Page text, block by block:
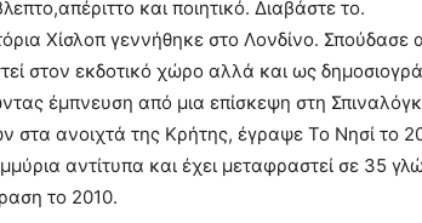
και ποιητικό. Διαβάστε το.
Χίσλοπ γεννήθηκε στο Λονδίνο. Σπούδασε
στον εκδοτικό χώρο αλλά και ως
έμπνευση από μια επίσκεψη στη
στα ανοιχτά της Κρήτης, έγραψε Το Νησί το
αντίτυπα και έχει μεταφραστεί σε 35
το 2010.